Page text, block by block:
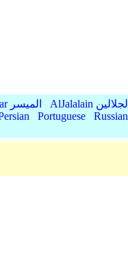
AlMuyassar الميسر AlJalalain الجلالين
Portuguese Russian